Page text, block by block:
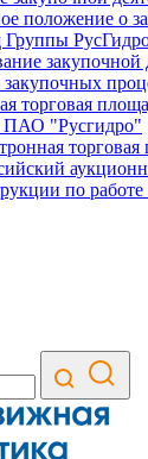
положение о
Группы
закупочной
закупочных
торговая
ПАО "Русгидро"
по